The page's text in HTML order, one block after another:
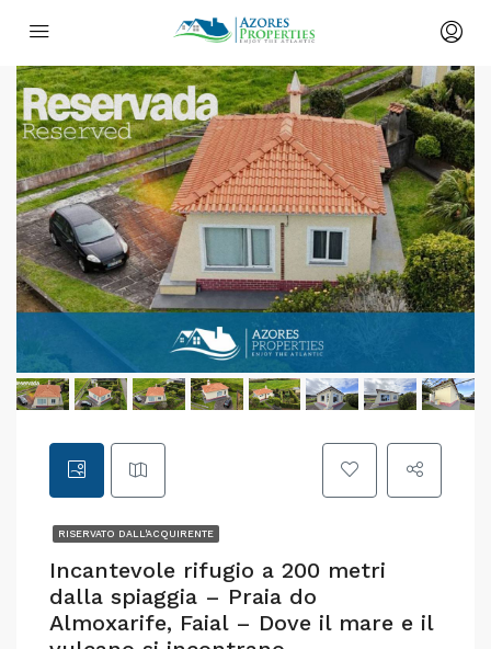
RISERVATO DALL'ACQUIRENTE
Incantevole rifugio a 200 metri
dalla spiaggia – Praia do
Almoxarife, Faial – Dove il mare e il